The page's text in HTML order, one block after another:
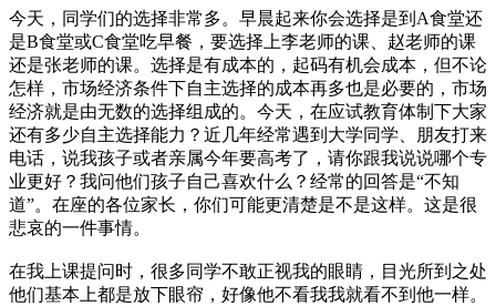
今天，同学们的选择非常多。早晨起来你会选择是到A食堂还
是B食堂或C食堂吃早餐，要选择上李老师的课、赵老师的课
还是张老师的课。选择是有成本的，起码有机会成本，但不论
怎样，市场经济条件下自主选择的成本再多也是必要的，市场
经济就是由无数的选择组成的。今天，在应试教育体制下大家
还有多少自主选择能力？近几年经常遇到大学同学、朋友打来
电话，说我孩子或者亲属今年要高考了，请你跟我说说哪个专
业更好？我问他们孩子自己喜欢什么？经常的回答是“不知
道”。在座的各位家长，你们可能更清楚是不是这样。这是很
悲哀的一件事情。
在我上课提问时，很多同学不敢正视我的眼睛，目光所到之处
他们基本上都是放下眼帘，好像他不看我我就看不到他一样。